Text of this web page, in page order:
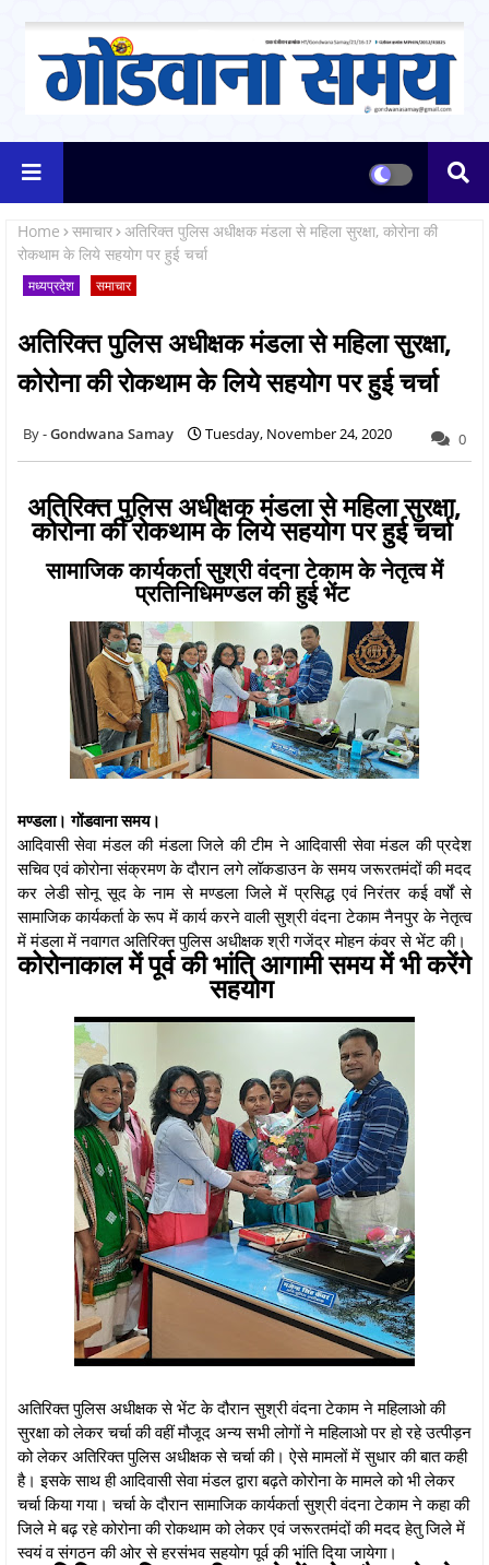
Home समाचार अतिरिक्त पुलिस अधीक्षक मंडला से महिला सुरक्षा, कोरोना की
रोकथाम के लिये सहयोग पर हुई चर्चा
मध्यप्रदेश समाचार
अतिरिक्त पुलिस अधीक्षक मंडला से महिला सुरक्षा,
कोरोना की रोकथाम के लिये सहयोग पर हुई चर्चा
Gondwana Samay Tuesday, November 24, 2020 0
अतिरिक्त पुलिस अधीक्षक मंडला से महिला सुरक्षा,
कोरोना की रोकथाम के लिये सहयोग पर हुई चर्चा
सामाजिक कार्यकर्ता सुश्री वंदना टेकाम के नेतृत्व में
प्रतिनिधिमण्डल की हुई भेंट
मण्डला। गोंडवाना समय।
आदिवासी सेवा मंडल की मंडला जिले की टीम ने आदिवासी सेवा मंडल की प्रदेश
सचिव एवं कोरोना संक्रमण के दौरान लगे लॉकडाउन के समय जरूरतमंदों की मदद
कर लेडी सोनू सूद के नाम से मण्डला जिले में प्रसिद्ध एवं निरंतर कई वर्षों से
सामाजिक कार्यकर्ता के रूप में कार्य करने वाली सुश्री वंदना टेकाम नैनपुर के नेतृत्व
में मंडला में नवागत अतिरिक्त पुलिस अधीक्षक श्री गजेंद्र मोहन कंवर से भेंट की।
कोरोनाकाल में पूर्व की भांति आगामी समय में भी करेंगे
सहयोग
अतिरिक्त पुलिस अधीक्षक से भेंट के दौरान सुश्री वंदना टेकाम ने महिलाओ की
सुरक्षा को लेकर चर्चा की वहीं मौजूद अन्य सभी लोगों ने महिलाओ पर हो रहे उत्पीड़न
को लेकर अतिरिक्त पुलिस अधीक्षक से चर्चा की। ऐसे मामलों में सुधार की बात कही
है। इसके साथ ही आदिवासी सेवा मंडल द्वारा बढ़ते कोरोना के मामले को भी लेकर
चर्चा किया गया। चर्चा के दौरान सामाजिक कार्यकर्ता सुश्री वंदना टेकाम ने कहा की
जिले मे बढ़ रहे कोरोना की रोकथाम को लेकर एवं जरूरतमंदों की मदद हेतु जिले में
स्वयं व संगठन की ओर से हरसंभव सहयोग पूर्व की भांति दिया जायेगा।